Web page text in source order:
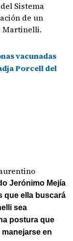
Sistema
de un
Martinelli.
vacunadas
Porcell del
Jerónimo Mejía
que ella buscará
sea
postura que
en